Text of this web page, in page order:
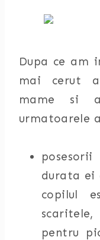
Dupa ce am
mai cerut
mame si
urmatoarele
durata ei
copilul
pentru